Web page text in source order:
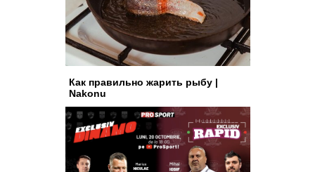
Как правильно жарить рыбу |
Nakonu